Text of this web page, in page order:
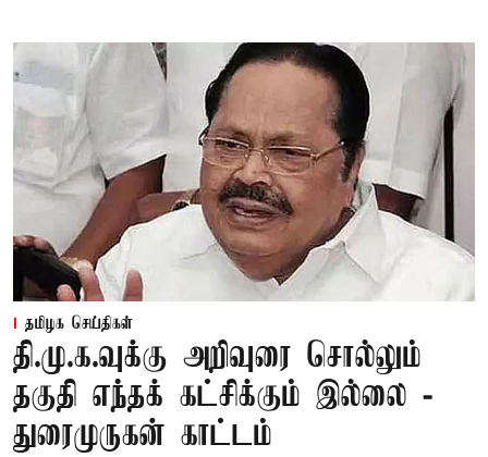
தமிழக செய்திகள்
தி.மு.க.வுக்கு அறிவுரை சொல்லும்
தகுதி எந்தக் கட்சிக்கும் இல்லை -
துரைமுருகன் காட்டம்